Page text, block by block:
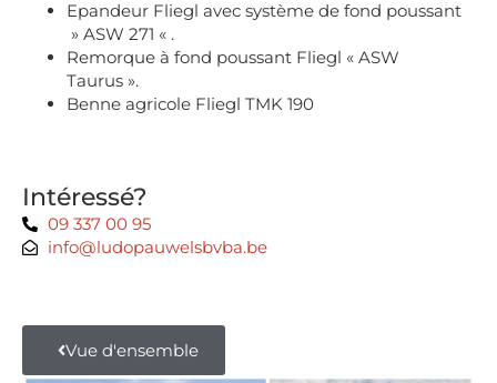
Epandeur Fliegl avec système de fond poussant
» ASW 271 « .
Remorque à fond poussant Fliegl « ASW
Taurus ».
Benne agricole Fliegl TMK 190
Intéressé?
09 337 00 95
info@ludopauwelsbvba.be
Vue d'ensemble